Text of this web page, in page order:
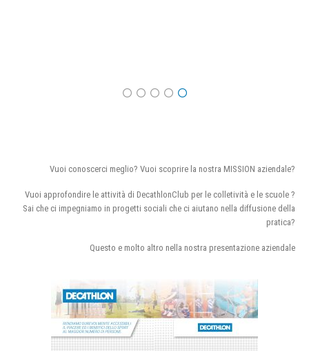
Vuoi conoscerci meglio? Vuoi scoprire la nostra MISSION aziendale?
Vuoi approfondire le attività di DecathlonClub per le colletività e le scuole ?
Sai che ci impegniamo in progetti sociali che ci aiutano nella diffusione della
pratica?
Questo e molto altro nella nostra presentazione aziendale